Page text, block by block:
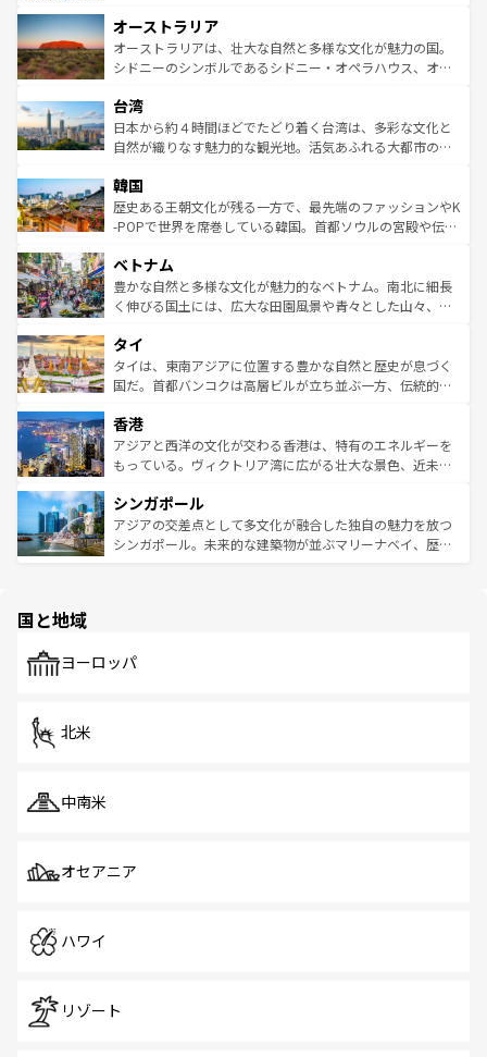
部のニューオーリンズでは、音楽と美食が融合した独特の
文化が魅力。旅行者はアメリカの各地域で異なる魅力を楽
しみながら、その多様性と豊かな歴史を感じることができ
ならではの贅沢な旅のスタイルだ。 なお、新着のアメリカ
情報はコンテンツ一覧を参照してほしい。
ワイ島は見逃せない。また、定番の観光地といえばオアフ
島だが、静かな自然を求めるならマウイ島やカウアイ島が
おすすめ。エメラルドグリーンに輝く海をはじめ、豊かな
れるおもてなしの心で訪れる人々を迎えてくれるハワイの
人々、おいしいローカルフードやハワイアンミュージッ
ク、伝統的なフラダンスなど、すべてがハワイの魅力を彩
ワイを、存分に味わってほしい。 なお、新着のハワイ情報
はコンテンツ一覧を参照してほしい。
オーストラリア
オーストラリアは、壮大な自然と多様な文化が魅力の国。
シドニーのシンボルであるシドニー・オペラハウス、オー
リアリーフや大陸中央部にそびえるウルル（エアーズロッ
ク）、タスマニアの美しい原生林やケアンズの熱帯雨林な
ど、見どころがたくさん。また、カフェやワイン、オージ
いる。アクティビティも充実しており、サーフィンやダイ
ビング、ハイキングなど、アウトドア好きにはたまらな
い。オーストラリアの多彩な魅力を存分に味わいつくそ
参照してほしい。
台湾
日本から約４時間ほどでたどり着く台湾は、多彩な文化と
自然が織りなす魅力的な観光地。活気あふれる大都市の台
ン）、静ひつな山岳地帯である台湾東部など、都市の喧騒
と山間の静けさが共存しており、訪れる人に新しい発見と
驚きをもたらしてくれる。また、奥深い台湾の食文化も魅
容にもいいと評判のスイーツなど、バラエティ豊かな料理
が味わえる。 なお、新着の台湾情報は コンテンツ一覧を参
照してほしい。
韓国
歴史ある王朝文化が残る一方で、最先端のファッションやK
-POPで世界を席巻している韓国。首都ソウルの宮殿や伝統
き、地方に足を延ばせば四季折々の自然美を楽しむことが
できる。そして、キムチや焼肉、絶品のストリートフード
まで、さまざまな韓国料理が待っている。夜には、韓国な
リティに包まれながら、韓国の多彩な魅力を心ゆくまで味
わってみてほしい。 なお、新着の韓国情報はコンテンツ一
覧を参照してほしい。
ベトナム
豊かな自然と多様な文化が魅力的なベトナム。南北に細長
く伸びる国土には、広大な田園風景や青々とした山々、世
急速な発展と共に伝統が息づく。ハノイの古い町並みやホ
ーチミン市のフランス統治時代の建物も、独特の雰囲気を
醸し出している。また、バラエティの豊かさとおいしさで
とつ。フォーやバインミー、ベトナムコーヒーなどは、ぜ
ひ現地で味わいたい。どの地域を訪れてもあたたかい人々
が旅行者を迎えてくれるので、きっと忘れられない旅にな
参照してほしい。
タイ
タイは、東南アジアに位置する豊かな自然と歴史が息づく
国だ。首都バンコクは高層ビルが立ち並ぶ一方、伝統的な
の活気が交差している。北部ではチェンマイなどの山岳地
帯で自然と触れ合い、南部ではプーケットやクラビの美し
いビーチでリゾート気分を楽しむことができる。タイ料理
激する。気候は一年中温暖で、どの季節にも異なる楽しみ
が待っている。親しみやすいタイの人々、仏教を中心とし
た文化、そして多様な観光資源が、訪れる旅人を魅了し続
香港
アジアと西洋の文化が交わる香港は、特有のエネルギーを
もっている。ヴィクトリア湾に広がる壮大な景色、近未来
み、どこを訪れても感動するはず。観光スポットが密集し
ており、効率よく見どころを回れるのも魅力。息をのむよ
うな絶景から文化的な体験まで、香港を存分に楽しみ尽く
シンガポール
アジアの交差点として多文化が融合した独自の魅力を放つ
シンガポール。未来的な建築物が並ぶマリーナベイ、歴史
で、ホーカーズは地元の風情を楽しめる外せないスポット
国と地域
ヨーロッパ
北米
中南米
オセアニア
ハワイ
リゾート